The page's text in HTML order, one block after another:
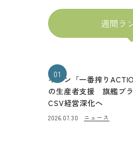
週間ラ
01
キリン「一番搾り
の生産者支援 旗艦ブ
CSV経営深化へ
2026.07.30 ニュース